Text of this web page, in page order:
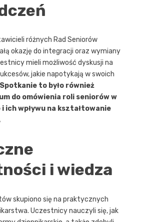
różnych Rad Seniorów
okazję do integracji oraz wymiany
mieli możliwość dyskusji na
jakie napotykają w swoich
Spotkanie to było również
do omówienia roli seniorów w
ich wpływu na kształtowanie
i wiedza
skupiono się na praktycznych
Uczestnicy nauczyli się, jak